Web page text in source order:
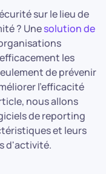
sur le lieu de
? Unesolution de
les
de prévenir
l'efficacité
nous allons
de reporting
et leurs
d'activité.